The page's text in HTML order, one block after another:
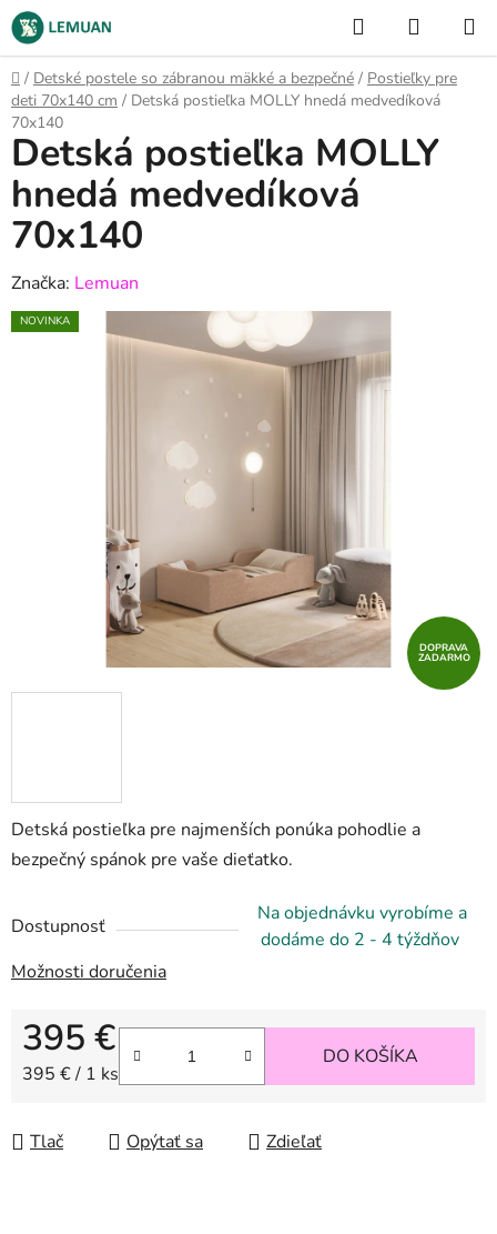
Prejsť
na
obsah
Hľadať
KOŠÍK
Domov
/ Detské postele so zábranou mäkké a bezpečné / Postieľky pre
deti 70x140 cm / Detská postieľka MOLLY hnedá medvedíková
70x140
Detská postieľka pre najmenších ponúka pohodlie a
bezpečný spánok pre vaše dieťatko.
Dostupnosť
Na objednávku vyrobíme a
dodáme do 2 - 4 týždňov
Možnosti doručenia
395 €
Jednotková cena:
395 € / 1 ks
DO KOŠÍKA
Tlač Opýtať sa Zdieľať
Detská postieľka MOLLY
hnedá medvedíková
70x140
Značka: Lemuan
NOVINKA
DOPRAVA
ZADARMO